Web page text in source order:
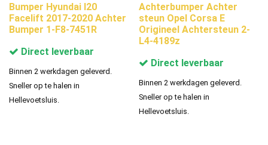
Bumper Hyundai I20
Facelift 2017-2020 Achter
Bumper 1-F8-7451R
Direct leverbaar
Binnen 2 werkdagen geleverd.
Sneller op te halen in
Hellevoetsluis.
Achterbumper Achter
steun Opel Corsa E
Origineel Achtersteun 2-
L4-4189z
Direct leverbaar
Binnen 2 werkdagen geleverd.
Sneller op te halen in
Hellevoetsluis.